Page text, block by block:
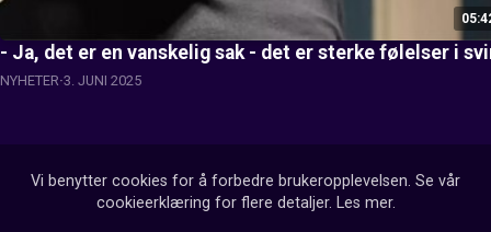
- Ja, det er en vanskelig sak - det er sterke følelser i
NYHETER 3. JUNI 2025
Vi benytter cookies for å forbedre brukeropplevelsen. Se vår
cookieerklæring for flere detaljer. Les mer.